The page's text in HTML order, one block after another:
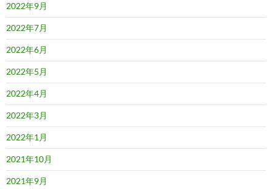
2022年9月
2022年7月
2022年6月
2022年5月
2022年4月
2022年3月
2022年1月
2021年10月
2021年9月